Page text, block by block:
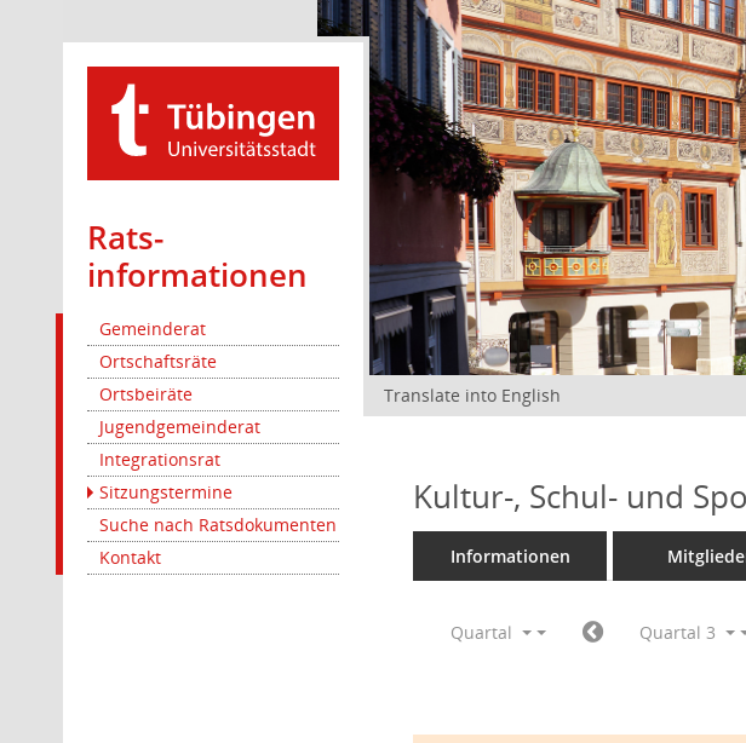
Rats­
informationen
Gemeinderat
Ortschaftsräte
Ortsbeiräte
Jugendgemeinderat
Integrationsrat
Sitzungstermine
Suche nach Ratsdokumenten
Kontakt
Translate into English
Kultur-, Schul- und
Informationen
Quartal Quartal 3